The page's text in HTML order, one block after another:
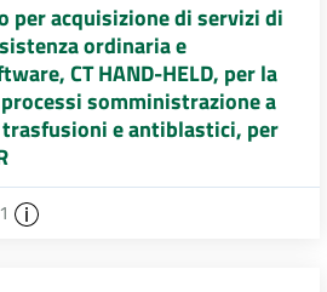
per acquisizione di servizi di
ordinaria e
CT HAND-HELD, per la
somministrazione a
e antiblastici, per